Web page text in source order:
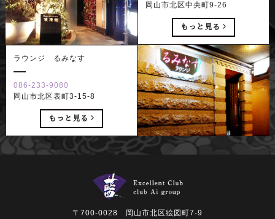
岡山市北区中央町9-26
もっと見る
ラウンジ るみなす
086-233-9080
岡山市北区表町3-15-8
もっと見る
〒700-0028 岡山市北区絵図町7-9